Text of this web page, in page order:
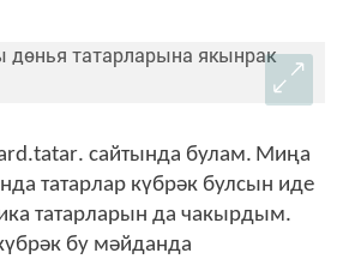
.tatar. сайтында булам. Миңа
татарлар күбрәк булсын иде
татарларын да чакырдым.
бу мәйданда